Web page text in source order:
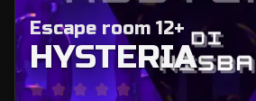
Escape room 12+
HYSTERIA